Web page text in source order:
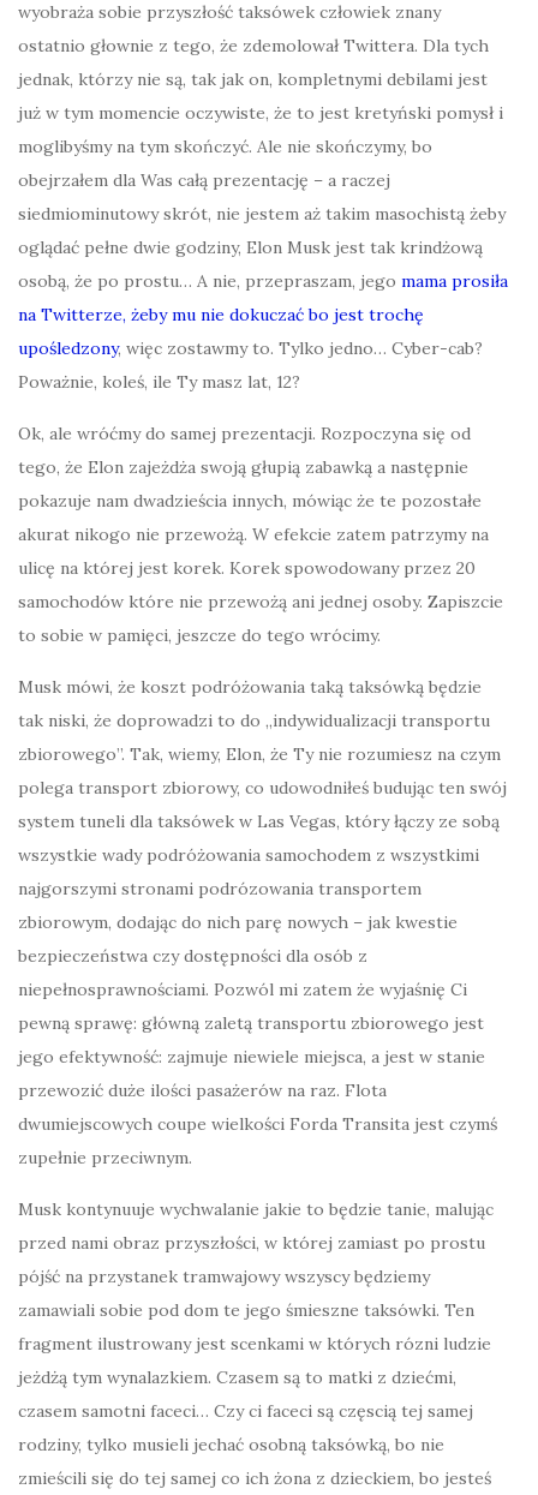
wyobraża sobie przyszłość taksówek człowiek znany
ostatnio głownie z tego, że zdemolował Twittera. Dla tych
jednak, którzy nie są, tak jak on, kompletnymi debilami jest
już w tym momencie oczywiste, że to jest kretyński pomysł i
moglibyśmy na tym skończyć. Ale nie skończymy, bo
obejrzałem dla Was całą prezentację – a raczej
siedmiominutowy skrót, nie jestem aż takim masochistą żeby
oglądać pełne dwie godziny, Elon Musk jest tak krindżową
osobą, że po prostu… A nie, przepraszam, jego mama prosiła
na Twitterze, żeby mu nie dokuczać bo jest trochę
upośledzony, więc zostawmy to. Tylko jedno… Cyber-cab?
Poważnie, koleś, ile Ty masz lat, 12?
Ok, ale wróćmy do samej prezentacji. Rozpoczyna się od
tego, że Elon zajeżdża swoją głupią zabawką a następnie
pokazuje nam dwadzieścia innych, mówiąc że te pozostałe
akurat nikogo nie przewożą. W efekcie zatem patrzymy na
ulicę na której jest korek. Korek spowodowany przez 20
samochodów które nie przewożą ani jednej osoby. Zapiszcie
to sobie w pamięci, jeszcze do tego wrócimy.
Musk mówi, że koszt podróżowania taką taksówką będzie
tak niski, że doprowadzi to do „indywidualizacji transportu
zbiorowego”. Tak, wiemy, Elon, że Ty nie rozumiesz na czym
polega transport zbiorowy, co udowodniłeś budując ten swój
system tuneli dla taksówek w Las Vegas, który łączy ze sobą
wszystkie wady podróżowania samochodem z wszystkimi
najgorszymi stronami podrózowania transportem
zbiorowym, dodając do nich parę nowych – jak kwestie
bezpieczeństwa czy dostępności dla osób z
niepełnosprawnościami. Pozwól mi zatem że wyjaśnię Ci
pewną sprawę: główną zaletą transportu zbiorowego jest
jego efektywność: zajmuje niewiele miejsca, a jest w stanie
przewozić duże ilości pasażerów na raz. Flota
dwumiejscowych coupe wielkości Forda Transita jest czymś
zupełnie przeciwnym.
Musk kontynuuje wychwalanie jakie to będzie tanie, malując
przed nami obraz przyszłości, w której zamiast po prostu
pójść na przystanek tramwajowy wszyscy będziemy
zamawiali sobie pod dom te jego śmieszne taksówki. Ten
fragment ilustrowany jest scenkami w których rózni ludzie
jeżdżą tym wynalazkiem. Czasem są to matki z dziećmi,
czasem samotni faceci… Czy ci faceci są częscią tej samej
rodziny, tylko musieli jechać osobną taksówką, bo nie
zmieścili się do tej samej co ich żona z dzieckiem, bo jesteś